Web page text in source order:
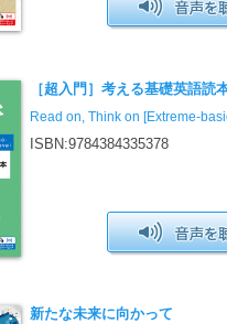
［超入門］考える基礎英語読
Read on, Think on [Extreme-
ISBN:9784384335378
新たな未来に向かって